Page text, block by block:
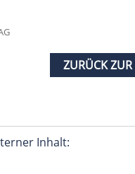
ZURÜCK ZUR
Inhalt: